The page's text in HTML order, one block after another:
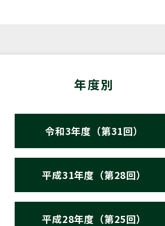
年度別
令和3年度（第31回）
平成31年度（第28回）
平成28年度（第25回）